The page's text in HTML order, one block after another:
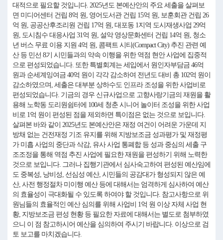
대적으로 필요할 것입니다. 2025년도 본예산안의 주요 세출을 살펴보
면 미디어센터 건립 8억 원, 영어도서관 건립 15억 원, 보훈회관 건립 26
억 원, 공공산후조리원 건립 17억 원, 대포동 1지역 도시재생사업 29억
원, 도시침수 대응사업 31억 원, 설악 영상문화센터 건립 14억 원, 청소
년 버스 무료 이용 지원 4억 원, 콤팩트 시티(Compact City) 추진 관련 예
산 등 민선 8기 시민들과의 약속 이행을 위한 역점 현안 사업에 집중적
으로 편성되었습니다. 또한 특별회계는 세입에서 원인자부담금 46억
원과 순세계잉여금 40억 원이 각각 감소하여 전년도 대비 총 102억 원이
감소하였으며, 세출은 대부분 상하수도 인프라 조성을 위한 사업비로
편성되었습니다. 기금의 경우 신규사업으로 고향사랑기금의 재원을 활
용해 노학동 도리원쉼터에 100세 청춘 시니어 놀이터 조성을 위한 사업
비로 1억 원이 편성된 점을 제외하면 특이점은 없는 것으로 보입니다.
살펴본 바와 같이 2025년도 본예산안은 재정 여건이 어려운 가운데 지
방채 없는 건전재정 기조 유지를 위해 지방보조금 성과평가 및 재정평
가 미흡 사업의 중단과 삭감, 유사 사업 통폐합 등 성과 중심의 세출 구
조조정을 통해 역점 추진 사업에 필요한 재원을 편성하기 위해 노력한
것으로 보입니다. 그러나 집행기관에서 심사숙고하여 편성된 예산임에
도 중복성, 낭비성, 선심성 예산, 시민들의 공감대가 형성되지 않은 예
산, 사전 행정절차 미이행 예산 등에 대해서는 엄격하게 심사하여 예산
의 효율성이 극대화될 수 있도록 하여야 할 것입니다. 참고사항으로 위
원님들의 효율적인 예산 심의를 위해 사업비 1억 원 이상 자체 사업 현
황, 지방보조금 편성 현황 등 필요한 자료에 대해서는 별도로 첨부하였
으니 이 점 참고하시어 예산을 심의하여 주시기 바랍니다. 이상으로 검
토 보고를 마치겠습니다.